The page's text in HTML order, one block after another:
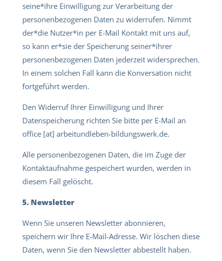
seine*ihre Einwilligung zur Verarbeitung der
personenbezogenen Daten zu widerrufen. Nimmt
der*die Nutzer*in per E-Mail Kontakt mit uns auf,
so kann er*sie der Speicherung seiner*ihrer
personenbezogenen Daten jederzeit widersprechen.
In einem solchen Fall kann die Konversation nicht
fortgeführt werden.
Den Widerruf Ihrer Einwilligung und Ihrer
Datenspeicherung richten Sie bitte per E-Mail an
office [at] arbeitundleben-bildungswerk.de.
Alle personenbezogenen Daten, die im Zuge der
Kontaktaufnahme gespeichert wurden, werden in
diesem Fall gelöscht.
5. Newsletter
Wenn Sie unseren Newsletter abonnieren,
speichern wir Ihre E-Mail-Adresse. Wir löschen diese
Daten, wenn Sie den Newsletter abbestellt haben.